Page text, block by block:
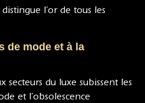
l’or de tous les
de mode et à la
secteurs du luxe subissent les
et l’obsolescence